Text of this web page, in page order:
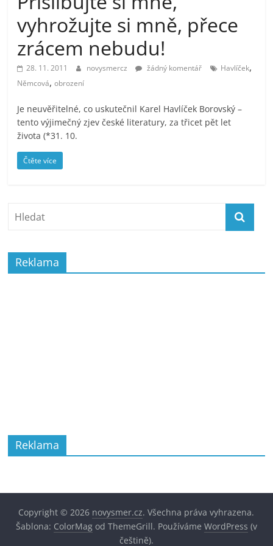
prospívá?
vyhrožujte si mně, přece
zrácem nebudu!
28. 11. 2011 novysmercz žádný komentář Havlíček,
Němcová,obrození
Je neuvěřitelné, co uskutečnil Karel Havlíček Borovský –
tento výjimečný zjev české literatury, za třicet pět let
života (*31. 10.
Čtěte více
Reklama
Reklama
Copyright © 2026 novysmer.cz. Všechna práva vyhrazena.
Šablona: ColorMagod ThemeGrill. Používáme WordPress (v
češtině).